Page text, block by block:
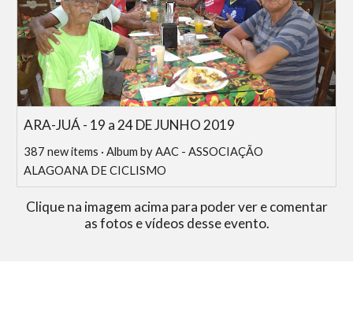
ARA-JUÁ - 19 a 24 DE JUNHO 2019
387 new items · Album by AAC - ASSOCIAÇÃO
ALAGOANA DE CICLISMO
Clique na imagem acima para poder ver e comentar
as fotos e vídeos desse evento.